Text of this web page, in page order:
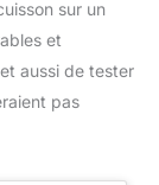
sur un
et
aussi de tester
pas